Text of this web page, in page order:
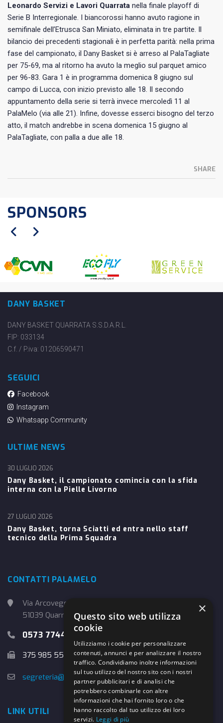
Leonardo Servizi e Lavori Quarrata nella finale playoff di
Serie B Interregionale. I biancorossi hanno avuto ragione in
semifinale dell’Etrusca San Miniato, eliminata in tre partite. Il
bilancio dei precedenti stagionali è in perfetta parità: nella prima
fase del campionato, il Dany Basket si è arreso al PalaTagliate
per 75-69, ma al ritorno ha avuto la meglio sul parquet amico
per 96-83. Gara 1 è in programma domenica 8 giugno sul
campo di Lucca, con inizio previsto alle 18. Il secondo
appuntamento della serie si terrà invece mercoledì 11 al
PalaMelo (via alle 21). Infine, dovesse esserci bisogno del terzo
atto, il match andrebbe in scena domenica 15 giugno al
PalaTagliate, con palla a due alle 18.
SHARE
SPONSORS
DANY BASKET
DANY BASKET QUARRATA S.S.D.A.R.L.
FIP: 033134
C.f. / P.iva: 01206590471
SEGUICI
Facebook
Instagram
Whatsapp Community
ULTIME NEWS
Dany Basket, il campionato comincia con la sfida
interna con la Pielle Livorno
30 LUGLIO 2026
Dany Basket, torna Sciatti ed entra nello staff
tecnico della Prima Squadra
27 LUGLIO 2026
CONTATTI PALAMELO
Via Arcoveggio, 4
51039 Quarrata (PT)
0573 774457
375 985 5526
segreteria@danybasket.it
LINK UTILI
×
Questo sito web utilizza
cookie
Utilizziamo i cookie per personalizzare
contenuti, annunci e per analizzare il nostro
traffico. Condividiamo inoltre informazioni
sul tuo utilizzo del nostro sito con i nostri
partner pubblicitari e di analisi che
potrebbero combinarle con altre
informazioni che hai fornito loro o che
hanno raccolto dal tuo utilizzo dei loro
servizi. Leggi di più